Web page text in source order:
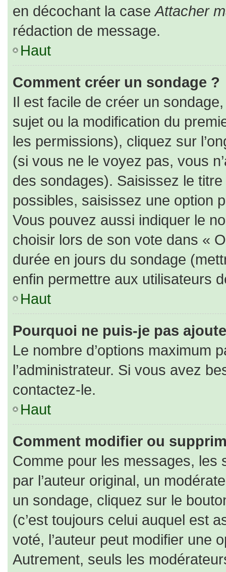
en décochant la caseAttacher
rédaction de message.
Haut
Comment créer un sondage ?
Il est facile de créer un
sujet ou la modification du
les permissions), cliquez sur
(si vous ne le voyez pas, vous
des sondages). Saisissez le
possibles, saisissez une option
Vous pouvez aussi indiquer le
choisir lors de son vote dans «
durée en jours du sondage
enfin permettre aux utilisateurs
Haut
Pourquoi ne puis-je pas
Le nombre d’options maximum
l’administrateur. Si vous avez
contactez-le.
Haut
Comment modifier ou
Comme pour les messages, les
par l’auteur original, un
un sondage, cliquez sur le
(c’est toujours celui auquel est
voté, l’auteur peut modifier une
Autrement, seuls les